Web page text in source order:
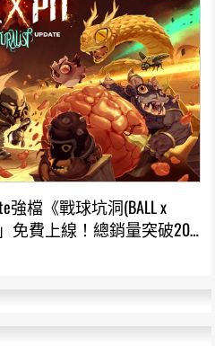
強檔《戰球坑洞(BALL x
免費上線！總銷量突破200